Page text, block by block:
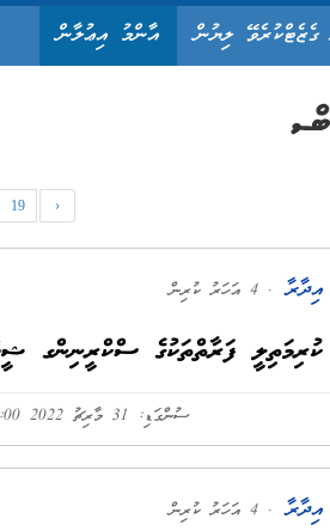
ލިޔުން އާންމު އިޢުލާން
19 ›
. 4 އަހަރު ކުރިން
ފަރާތްތަކުގެ ސްކްރީނިންގ
ސުންގަޑި: 31 މާރިޗު 2022 12:00
. 4 އަހަރު ކުރިން